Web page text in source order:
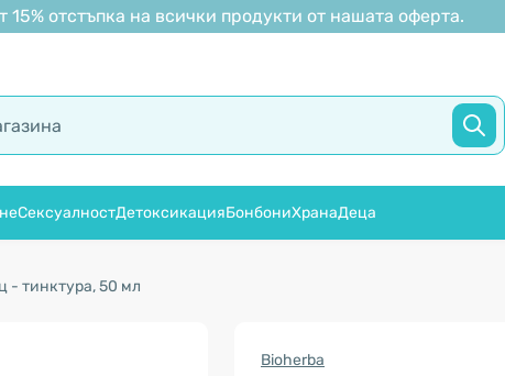
отстъпка на всички продукти от нашата оферта.
СексуалностДетоксикацияБонбониХранаДеца
- тинктура, 50 мл
Bioherba